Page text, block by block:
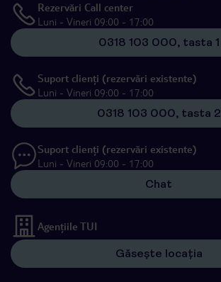
Rezervări Call center
Luni - Vineri 09:00 - 17:00
0318 103 000, tasta 1
Suport clienți (rezervări existente)
Luni - Vineri 09:00 - 17:00
0318 103 000, tasta 2
Suport clienți (rezervări existente)
Luni - Vineri 09:00 - 17:00
Chat
Agențiile TUI
Găsește locația